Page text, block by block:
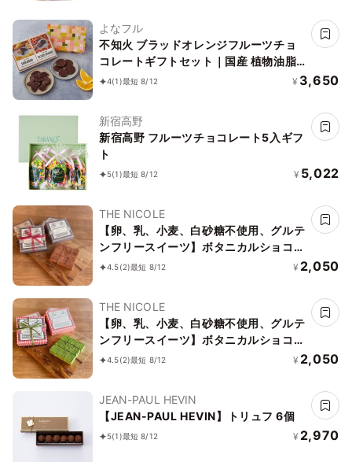
よなフル
不知火 ブラッドオレンジフルーツチョ
コレートギフトセット｜国産 植物油脂
不使用カカオ60％ダークチョコレート
4(1)最短 8/12 ¥ 3,650
新宿高野
新宿高野 フルーツチョコレート5入ギフ
ト
5(1)最短 8/12 ¥ 5,022
THE NICOLE
【卵、乳、小麦、白砂糖不使用、グルテ
ンフリースイーツ】ボタニカルショコラ
京豆腐生チョコ 《ヴィーガンスイー
4.5(2)最短 8/12 ¥ 2,050
THE NICOLE
【卵、乳、小麦、白砂糖不使用、グルテ
ンフリースイーツ】ボタニカルショコラ
生チョコ 京抹茶 〜京豆腐を使用したシ
慮》
4.5(2)最短 8/12 ¥ 2,050
JEAN-PAUL HEVIN
【JEAN-PAUL HEVIN】トリュフ 6個
5(1)最短 8/12 ¥ 2,970